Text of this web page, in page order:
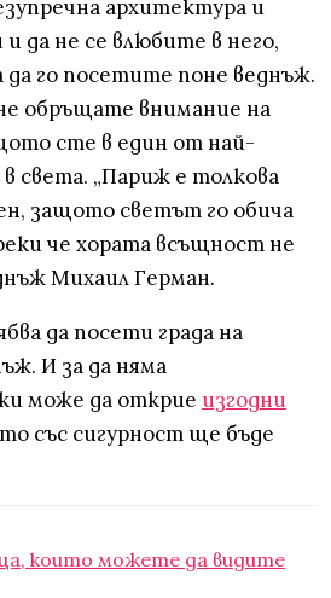
архитектура и
да не се влюбите в него,
да го посетите поне веднъж.
обръщате внимание на
сте в един от най-
света. „Париж е толкова
защото светът го обича
че хората всъщност не
Михаил Герман.
да посети града на
И за да няма
може да открие изгодни
със сигурност ще бъде
които можете да видите